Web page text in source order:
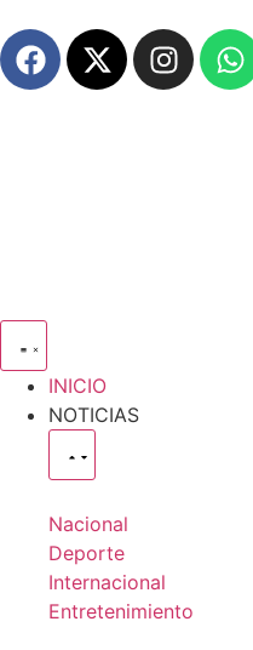
INICIO
NOTICIAS
Nacional
Deporte
Internacional
Entretenimiento